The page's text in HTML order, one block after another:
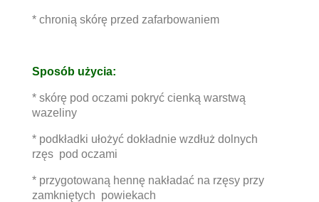
* chronią skórę przed zafarbowaniem
Sposób użycia:
* skórę pod oczami pokryć cienką warstwą
wazeliny
* podkładki ułożyć dokładnie wzdłuż dolnych
rzęs pod oczami
* przygotowaną hennę nakładać na rzęsy przy
zamkniętych powiekach